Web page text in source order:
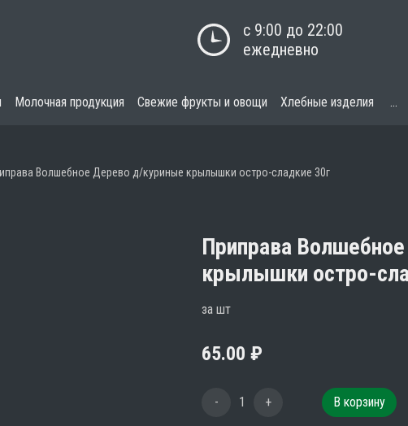
с 9:00 до 22:00
ежедневно
Молочная продукция Свежие фрукты и овощи Хлебные изделия ...
Волшебное Дерево д/куриные крылышки остро-сладкие 30г
Приправа
крылышки остро-
за шт
65.00 ₽
- 1 + В корзину